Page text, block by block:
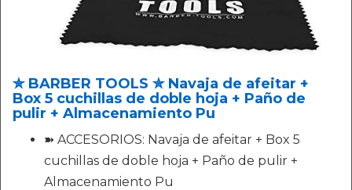
✮ BARBER TOOLS ✮ Navaja de afeitar +
Box 5 cuchillas de doble hoja + Paño de
pulir + Almacenamiento Pu
➽ ACCESORIOS: Navaja de afeitar + Box 5
cuchillas de doble hoja + Paño de pulir +
Almacenamiento Pu